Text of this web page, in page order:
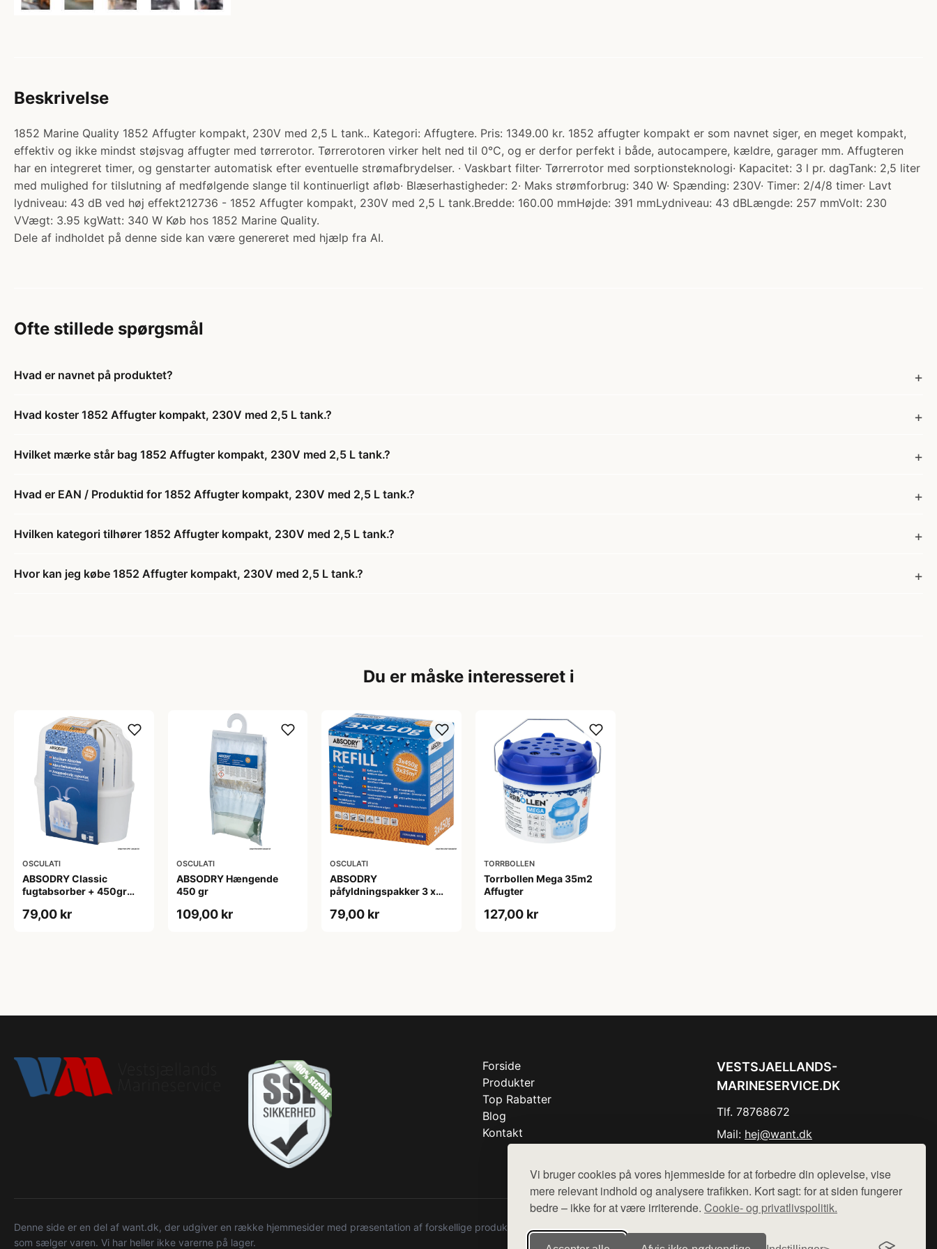
Vi bruger cookies på vores hjemmeside for at forbedre din oplevelse, vise
mere relevant indhold og analysere trafikken. Kort sagt: for at siden fungerer
bedre – ikke for at være irriterende. Cookie- og privatlivspolitik.
Beskrivelse
1852 Marine Quality 1852 Affugter kompakt, 230V med 2,5 L tank.. Kategori: Affugtere. Pris: 1349.00 kr. 1852 affugter kompakt er som navnet siger, en meget kompakt,
effektiv og ikke mindst støjsvag affugter med tørrerotor. Tørrerotoren virker helt ned til 0°C, og er derfor perfekt i både, autocampere, kældre, garager mm. Affugteren
har en integreret timer, og genstarter automatisk efter eventuelle strømafbrydelser. · Vaskbart filter· Tørrerrotor med sorptionsteknologi· Kapacitet: 3 l pr. dagTank: 2,5 liter
med mulighed for tilslutning af medfølgende slange til kontinuerligt afløb· Blæserhastigheder: 2· Maks strømforbrug: 340 W· Spænding: 230V· Timer: 2/4/8 timer· Lavt
lydniveau: 43 dB ved høj effekt212736 - 1852 Affugter kompakt, 230V med 2,5 L tank.Bredde: 160.00 mmHøjde: 391 mmLydniveau: 43 dBLængde: 257 mmVolt: 230
VVægt: 3.95 kgWatt: 340 W Køb hos 1852 Marine Quality.
Dele af indholdet på denne side kan være genereret med hjælp fra AI.
Ofte stillede spørgsmål
Hvad er navnet på produktet?
Hvad koster 1852 Affugter kompakt, 230V med 2,5 L tank.?
Hvilket mærke står bag 1852 Affugter kompakt, 230V med 2,5 L tank.?
Hvad er EAN / Produktid for 1852 Affugter kompakt, 230V med 2,5 L tank.?
Hvilken kategori tilhører 1852 Affugter kompakt, 230V med 2,5 L tank.?
Hvor kan jeg købe 1852 Affugter kompakt, 230V med 2,5 L tank.?
Du er måske interesseret i
OSCULATI
ABSODRY Classic
fugtabsorber + 450gr
79,00 kr
OSCULATI
ABSODRY Hængende
450 gr
109,00 kr
OSCULATI
ABSODRY
påfyldningspakker 3 x
79,00 kr
TORRBOLLEN
Torrbollen Mega 35m2
Affugter
127,00 kr
Forside
Produkter
Top Rabatter
Blog
Kontakt
VESTSJAELLANDS-
MARINESERVICE.DK
Tlf. 78768672
Mail: hej@want.dk
Denne side er en del af want.dk, der udgiver en række hjemmesider med præsentation af forskellige produkter fra diverse webshops. Der sælges ikke varer fra denne side - vi henviser til de shops,
som sælger varen. Vi har heller ikke varerne på lager.